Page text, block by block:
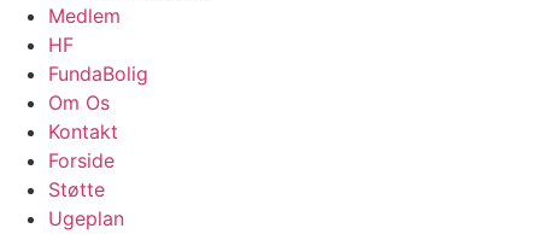
Medlem
HF
FundaBolig
Om Os
Kontakt
Forside
Støtte
Ugeplan